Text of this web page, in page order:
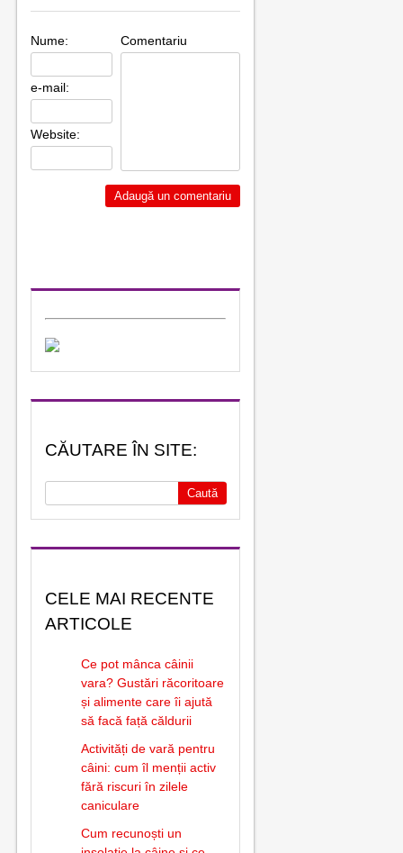
Comentariu
Nume:
e-mail:
Website:
CĂUTARE ÎN SITE:
CELE MAI RECENTE
ARTICOLE
Ce pot mânca câinii
vara? Gustări răcoritoare
și alimente care îi ajută
să facă față căldurii
Activități de vară pentru
câini: cum îl menții activ
fără riscuri în zilele
caniculare
Cum recunoști un